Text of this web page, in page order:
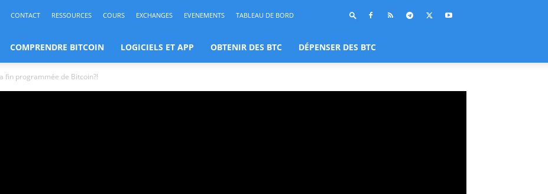
CONTACT RESSOURCES COURS EXCHANGES EVENEMENTS TABLEAU DE BORD
COMPRENDRE BITCOIN LOGICIELS ET APP OBTENIR DES BTC DÉPENSER DES BTC
fin programmée de Bitcoin?!